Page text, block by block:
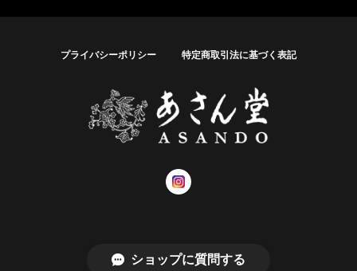
プライバシーポリシー 特定商取引法に基づく表記
ショップに質問する